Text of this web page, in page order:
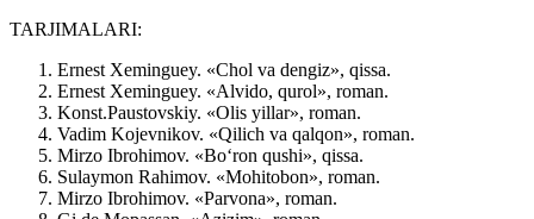
TARJIMALARI:
Ernest Xeminguey. «Chol va dengiz», qissa.
Ernest Xeminguey. «Alvido, qurol», roman.
Konst.Paustovskiy. «Olis yillar», roman.
Vadim Kojevnikov. «Qilich va qalqon», roman.
Mirzo Ibrohimov. «Bo‘ron qushi», qissa.
Sulaymon Rahimov. «Mohitobon», roman.
Mirzo Ibrohimov. «Parvona», roman.